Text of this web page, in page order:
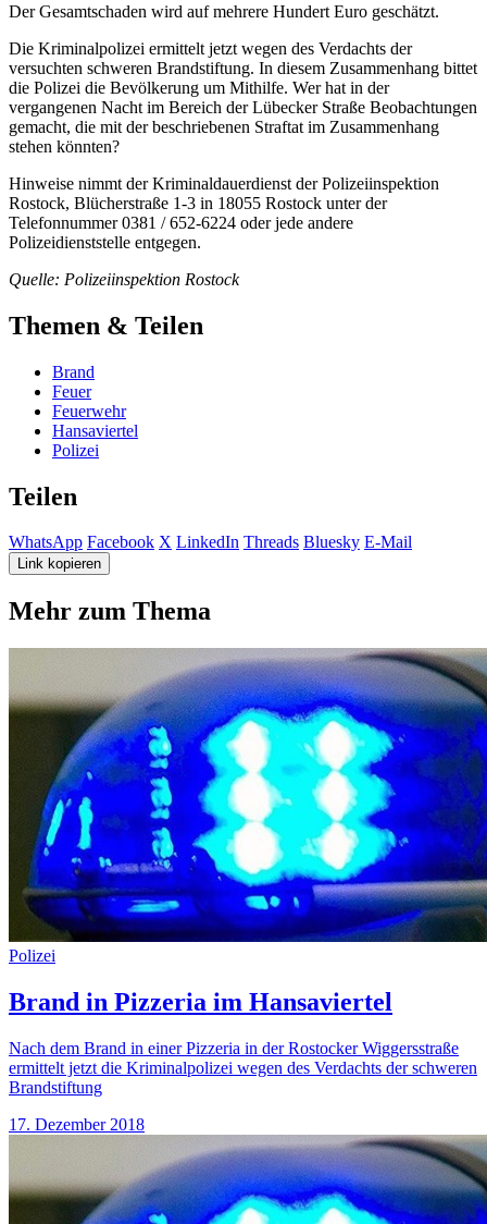
Der Gesamtschaden wird auf mehrere Hundert Euro geschätzt.
Die Kriminalpolizei ermittelt jetzt wegen des Verdachts der
versuchten schweren Brandstiftung. In diesem Zusammenhang bittet
die Polizei die Bevölkerung um Mithilfe. Wer hat in der
vergangenen Nacht im Bereich der Lübecker Straße Beobachtungen
gemacht, die mit der beschriebenen Straftat im Zusammenhang
stehen könnten?
Hinweise nimmt der Kriminaldauerdienst der Polizeiinspektion
Rostock, Blücherstraße 1-3 in 18055 Rostock unter der
Telefonnummer 0381 / 652-6224 oder jede andere
Polizeidienststelle entgegen.
Quelle: Polizeiinspektion Rostock
Themen & Teilen
Brand
Feuer
Feuerwehr
Hansaviertel
Polizei
Teilen
WhatsApp Facebook X LinkedIn Threads Bluesky E-Mail
Link kopieren
Mehr zum Thema
Polizei
Brand in Pizzeria im Hansaviertel
Nach dem Brand in einer Pizzeria in der Rostocker Wiggersstraße
ermittelt jetzt die Kriminalpolizei wegen des Verdachts der schweren
Brandstiftung
17. Dezember 2018